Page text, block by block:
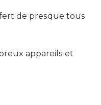
de presque tous
appareils et